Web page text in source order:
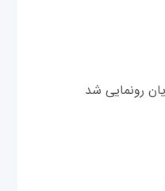
رونمایی شد